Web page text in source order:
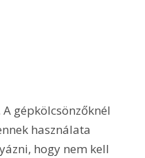
gépkölcsönzőknél
használata
hogy nem kell